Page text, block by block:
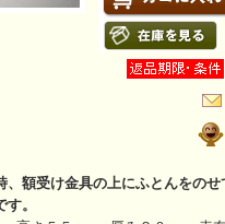
額受け金具の上にふとんをのせ
。